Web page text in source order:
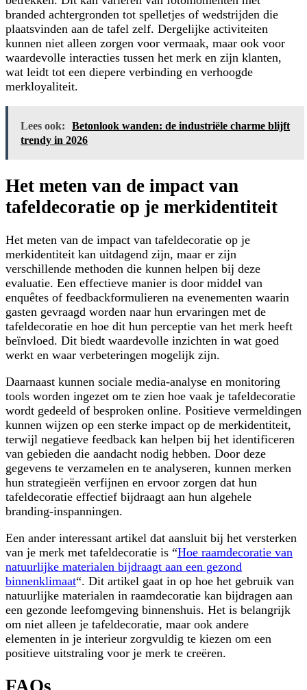
branded achtergronden tot spelletjes of wedstrijden die
plaatsvinden aan de tafel zelf. Dergelijke activiteiten
kunnen niet alleen zorgen voor vermaak, maar ook voor
waardevolle interacties tussen het merk en zijn klanten,
wat leidt tot een diepere verbinding en verhoogde
merkloyaliteit.
Lees ook:
Betonlook wanden: de industriële charme blijft
trendy in 2026
Het meten van de impact van
tafeldecoratie op je merkidentiteit
Het meten van de impact van tafeldecoratie op je
merkidentiteit kan uitdagend zijn, maar er zijn
verschillende methoden die kunnen helpen bij deze
evaluatie. Een effectieve manier is door middel van
enquêtes of feedbackformulieren na evenementen waarin
gasten gevraagd worden naar hun ervaringen met de
tafeldecoratie en hoe dit hun perceptie van het merk heeft
beïnvloed. Dit biedt waardevolle inzichten in wat goed
werkt en waar verbeteringen mogelijk zijn.
Daarnaast kunnen sociale media-analyse en monitoring
tools worden ingezet om te zien hoe vaak je tafeldecoratie
wordt gedeeld of besproken online. Positieve vermeldingen
kunnen wijzen op een sterke impact op de merkidentiteit,
terwijl negatieve feedback kan helpen bij het identificeren
van gebieden die aandacht nodig hebben. Door deze
gegevens te verzamelen en te analyseren, kunnen merken
hun strategieën verfijnen en ervoor zorgen dat hun
tafeldecoratie effectief bijdraagt aan hun algehele
branding-inspanningen.
Een ander interessant artikel dat aansluit bij het versterken
van je merk met tafeldecoratie is “Hoe raamdecoratie van
natuurlijke materialen bijdraagt aan een gezond
binnenklimaat“. Dit artikel gaat in op hoe het gebruik van
natuurlijke materialen in raamdecoratie kan bijdragen aan
een gezonde leefomgeving binnenshuis. Het is belangrijk
om niet alleen je tafeldecoratie, maar ook andere
elementen in je interieur zorgvuldig te kiezen om een
positieve uitstraling voor je merk te creëren.